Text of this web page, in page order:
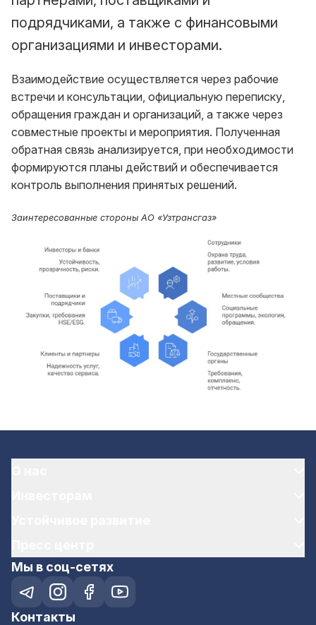
подрядчиками, а также с финансовыми
организациями и инвесторами.
Взаимодействие осуществляется через рабочие
встречи и консультации, официальную переписку,
обращения граждан и организаций, а также через
совместные проекты и мероприятия. Полученная
обратная связь анализируется, при необходимости
формируются планы действий и обеспечивается
контроль выполнения принятых решений.
Заинтересованные стороны АО «Узтрансгаз»
Мы в соц-сетях
Контакты